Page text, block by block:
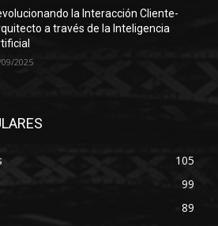
la Interacción Cliente-
a través de la Inteligencia
2025
105
99
89